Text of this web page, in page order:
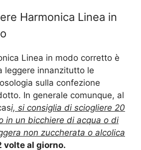
Harmonica Linea in
Linea in modo corretto è
leggere innanzitutto le
sulla confezione
In generale comunque, al
i, si consiglia di sciogliere 20
in un bicchiere di acqua o di
non zuccherata o alcolica
volte al giorno.